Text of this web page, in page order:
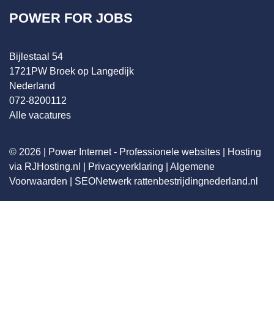
POWER FOR JOBS
Bijlestaal 54
1721PW Broek op Langedijk
Nederland
072-8200112
Alle vacatures
© 2026 | Power Internet - Professionele websites
Hosting
via RJHosting.nl
Privacyverklaring
Algemene
Voorwaarden
SEONetwerk rattenbestrijdingnederland.nl